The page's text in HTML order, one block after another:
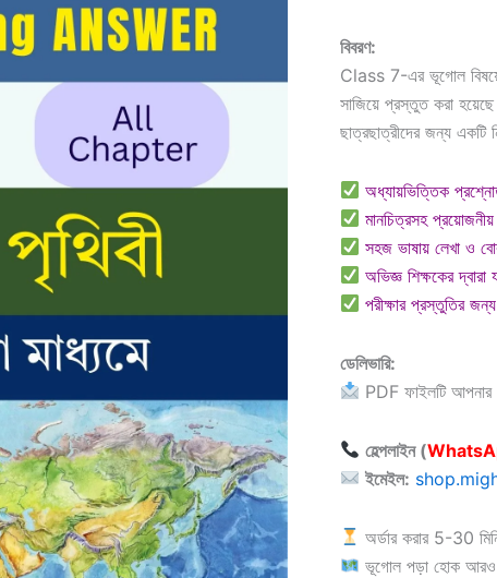
বিবরণ:
Class 7-এর ভূগোল বিষয়ের
সাজিয়ে প্রস্তুত করা
ছাত্রছাত্রীদের জন্য
অধ্যায়ভিত্তিক
মানচিত্রসহ
সহজ ভাষায় লেখা ও
অভিজ্ঞ শিক্ষকের
পরীক্ষার প্রস্তুতির
ডেলিভারি:
PDF ফাইলটি আপনার
হেল্পলাইন (
ইমেইল:
অর্ডার করার 5-30
ভূগোল পড়া হোক